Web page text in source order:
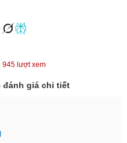
945 lượt xem
đánh giá chi tiết